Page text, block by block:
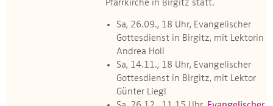
Pfarrkirche in Birgitz statt​.
Sa, 26.09., 18 Uhr, Evangelischer
Gottesdienst in Birgitz, mit Lektorin
Andrea Holl
Sa, 14.11., 18 Uhr, Evangelischer
Gottesdienst in Birgitz, mit Lektor
Günter Liegl